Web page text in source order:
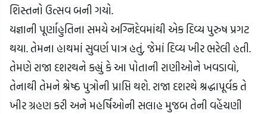
શિસ્તનો ઉત્સવ બની ગયો.
યજ્ઞાની પૂર્ણાહુતિના સમયે અગ્નિદેવમાંથી એક દિવ્ય પુરુષ પ્રગટ
થયા. તેમના હાથમાં સુવર્ણ પાત્ર હતું, જેમાં દિવ્ય ખીર ભરેલી હતી.
તેમણે રાજા દશરથને કહ્યું કે આ પોતાની રાણીઓને ખવડાવો,
તેનાથી તેમને શ્રેષ્ઠ પુત્રોની પ્રાપ્તિ થશે. રાજા દશરથે શ્રદ્ધાપૂર્વક તે
ખીર ગ્રહણ કરી અને મહર્ષિઓની સલાહ મુજબ તેની વહેંચણી